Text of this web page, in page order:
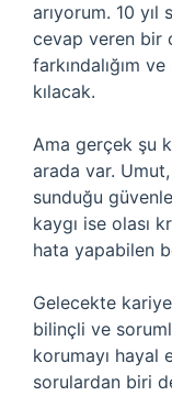
arıyorum. 10 yıl
cevap veren bir
farkındalığım
kılacak.
Ama gerçek şu
arada var.
sunduğu
kaygı ise olası
hata yapabilen
Gelecekte
bilinçli ve
korumayı hayal
sorulardan biri